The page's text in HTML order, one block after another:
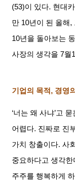
(53)이 있다. 현대
만 10년이 된 올해 ,
10년을 돌아보는
사장의 생각을 7월
기업의 목적, 경영
‘너는 왜 사냐’고 묻
어렵다. 진짜로 진
가치 창출이다.사
중요하다고 생각한
주주를 행복하게